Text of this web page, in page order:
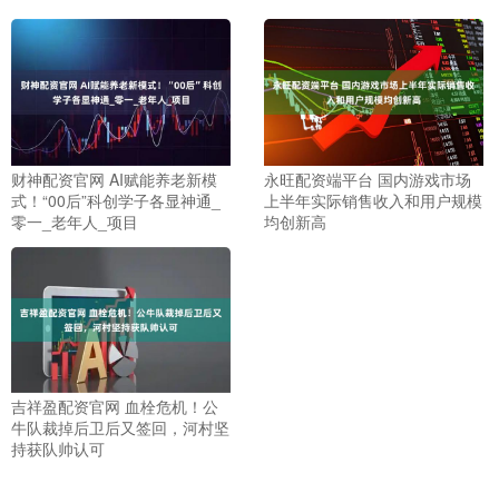
财神配资官网 AI赋能养老新模
式！“00后”科创学子各显神通_
零一_老年人_项目
永旺配资端平台 国内游戏市场
上半年实际销售收入和用户规模
均创新高
吉祥盈配资官网 血栓危机！公
牛队裁掉后卫后又签回，河村坚
持获队帅认可